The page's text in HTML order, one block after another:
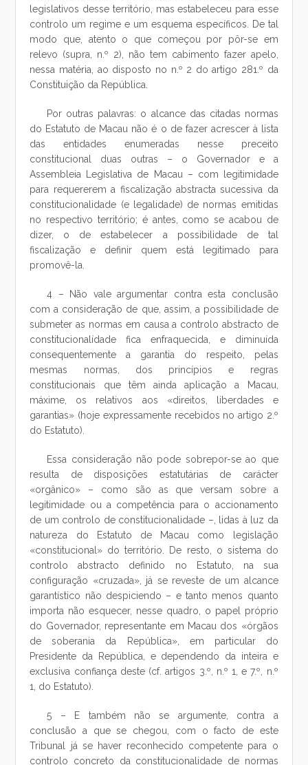
legislativos desse território, mas estabeleceu para esse
controlo um regime e um esquema específicos. De tal
modo que, atento o que começou por pôr-se em
relevo (supra, n.º 2), não tem cabimento fazer apelo,
nessa matéria, ao disposto no n.º 2 do artigo 281.º da
Constituição da República.
Por outras palavras: o alcance das citadas normas
do Estatuto de Macau não é o de fazer acrescer à lista
das entidades enumeradas nesse preceito
constitucional duas outras – o Governador e a
Assembleia Legislativa de Macau – com legitimidade
para requererem a fiscalização abstracta sucessiva da
constitucionalidade (e legalidade) de normas emitidas
no respectivo território; é antes, como se acabou de
dizer, o de estabelecer a possibilidade de tal
fiscalização e definir quem está legitimado para
promovê-la.
4 – Não vale argumentar contra esta conclusão
com a consideração de que, assim, a possibilidade de
submeter as normas em causa a controlo abstracto de
constitucionalídade fica enfraquecida, e diminuída
consequentemente a garantia do respeito, pelas
mesmas normas, dos princípios e regras
constitucionais que têm ainda aplicação a Macau,
máxime, os relativos aos «direitos, liberdades e
garantias» (hoje expressamente recebidos no artigo 2.º
do Estatuto).
Essa consideração não pode sobrepor-se ao que
resulta de disposições estatutárias de carácter
«orgânico» – como são as que versam sobre a
legitimidade ou a competência para o accionamento
de um controlo de constitucionalidade –, lidas à luz da
natureza do Estatuto de Macau como legislação
«constitucional» do território. De resto, o sistema do
controlo abstracto definido no Estatuto, na sua
configuração «cruzada», já se reveste de um alcance
garantístico não despiciendo – e tanto menos quanto
importa não esquecer, nesse quadro, o papel próprio
do Governador, representante em Macau dos «órgãos
de soberania da República», em particular do
Presidente da República, e dependendo da inteira e
exclusiva confiança deste (cf. artigos 3.º, n.º 1, e 7.º, n.º
1, do Estatuto).
5 – E também não se argumente, contra a
conclusão a que se chegou, com o facto de este
Tribunal já se haver reconhecido competente para o
controlo concreto da constitucionalidade de normas